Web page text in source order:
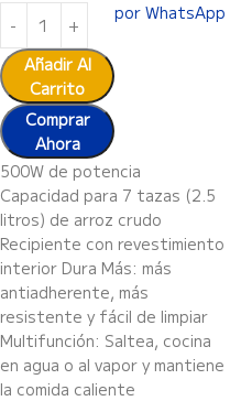
Añadir Al
Carrito
Comprar
Ahora
por WhatsApp
500W de potencia
Capacidad para 7 tazas (2.5
litros) de arroz crudo
Recipiente con revestimiento
interior Dura Más: más
antiadherente, más
resistente y fácil de limpiar
Multifunción: Saltea, cocina
en agua o al vapor y mantiene
la comida caliente